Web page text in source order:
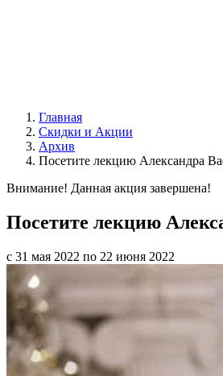
Главная
Скидки и Акции
Архив
Посетите лекцию Александра
Внимание! Данная акция завершена!
Посетите лекцию
с 31 мая 2022 по 22 июня 2022